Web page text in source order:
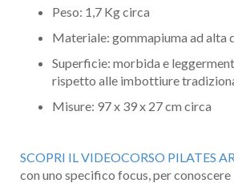
Peso: 1,7 Kg circa
Materiale: gommapiuma ad alta
Superficie: morbida e
rispetto alle imbottiure
Misure: 97 x 39 x 27 cm circa
SCOPRI IL VIDEOCORSO PILATES
con uno specifico focus, per